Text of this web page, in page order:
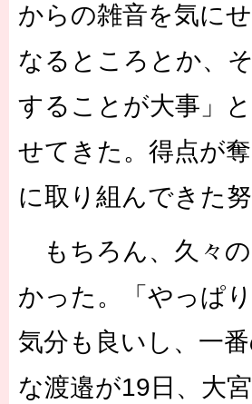
からの雑音を気に
なるところとか、
することが大事」
せてきた。得点が
に取り組んできた
もちろん、久々
かった。「やっぱ
気分も良いし、一
な渡邉が19日、大